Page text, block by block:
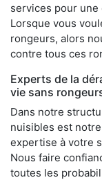
services pour
Lorsque vous
rongeurs, alors
contre tous ces
Experts de la
vie sans
Dans notre
nuisibles est
expertise à votre
Nous faire
toutes les